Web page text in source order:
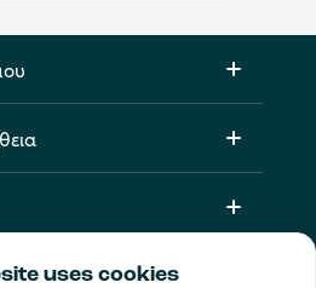
uses cookies